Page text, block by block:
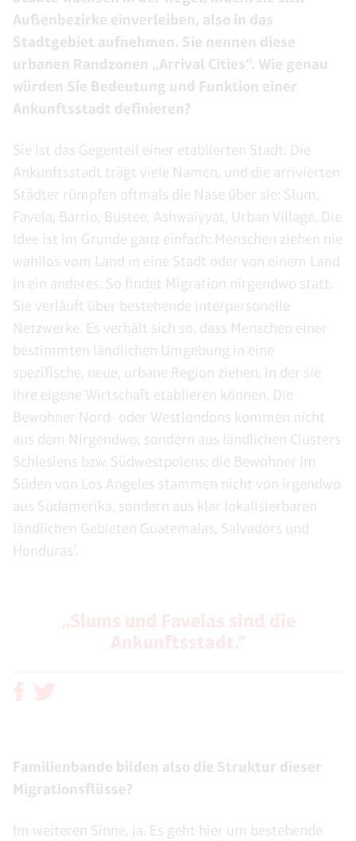
Außenbezirke einverleiben, also in das
Stadtgebiet aufnehmen. Sie nennen diese
urbanen Randzonen „Arrival Cities“. Wie genau
würden Sie Bedeutung und Funktion einer
Ankunftsstadt definieren?
Sie ist das Gegenteil einer etablierten Stadt. Die
Ankunftsstadt trägt viele Namen, und die arrivierten
Städter rümpfen oftmals die Nase über sie: Slum,
Favela, Barrio, Bustee, Ashwaiyyat, Urban Village. Die
Idee ist im Grunde ganz einfach: Menschen ziehen nie
wahllos vom Land in eine Stadt oder von einem Land
in ein anderes. So findet Migration nirgendwo statt.
Sie verläuft über bestehende interpersonelle
Netzwerke. Es verhält sich so, dass Menschen einer
bestimmten ländlichen Umgebung in eine
spezifische, neue, urbane Region ziehen, in der sie
ihre eigene Wirtschaft etablieren können. Die
Bewohner Nord- oder Westlondons kommen nicht
aus dem Nirgendwo, sondern aus ländlichen Clusters
Schlesiens bzw. Südwestpolens; die Bewohner im
Süden von Los Angeles stammen nicht von irgendwo
aus Südamerika, sondern aus klar lokalisierbaren
ländlichen Gebieten Guatemalas, Salvadors und
Honduras’.
Familienbande bilden also die Struktur dieser
Migrationsflüsse?
Im weiteren Sinne, ja. Es geht hier um bestehende